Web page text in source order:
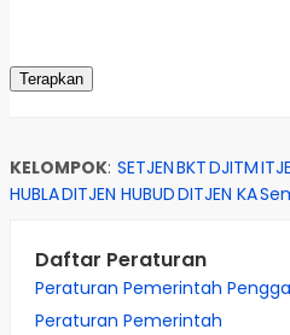
KELOMPOK: SETJENBKTDJITM
HUBLADITJEN HUBUDDITJEN KA
Daftar Peraturan
Peraturan Pemerintah
Peraturan Pemerintah